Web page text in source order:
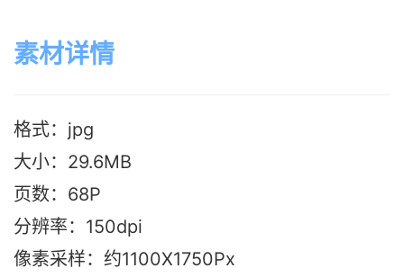
素材详情
格式：jpg
大小：29.6MB
页数：68P
分辨率：150dpi
像素采样：约1100X1750Px